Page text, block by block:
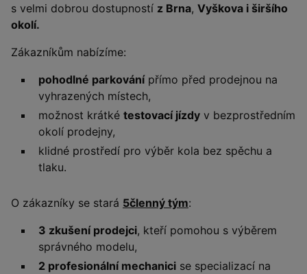
s velmi dobrou dostupností z Brna, Vyškova i širšího
okolí.
Zákazníkům nabízíme:
pohodlné parkovánípřímo před prodejnou na
vyhrazených místech,
možnost krátké testovací jízdy v bezprostředním
okolí prodejny,
klidné prostředí pro výběr kola bez spěchu a
tlaku.
O zákazníky se stará 5členný tým:
3 zkušení prodejci, kteří pomohou s výběrem
správného modelu,
2 profesionální mechanici se specializací na